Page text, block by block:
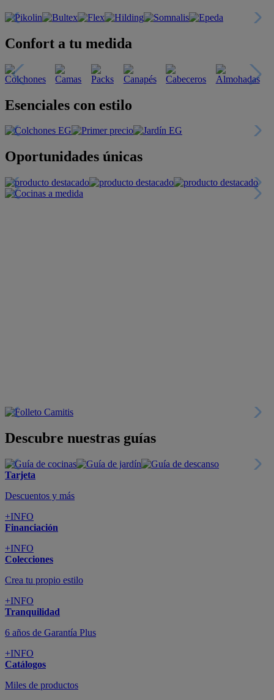
Confort a tu medida
Esenciales con estilo
Oportunidades únicas
Descubre nuestras guías
Tarjeta
Descuentos y más
+INFO
Financiación
+INFO
Colecciones
Crea tu propio estilo
+INFO
Tranquilidad
6 años de Garantía Plus
+INFO
Catálogos
Miles de productos